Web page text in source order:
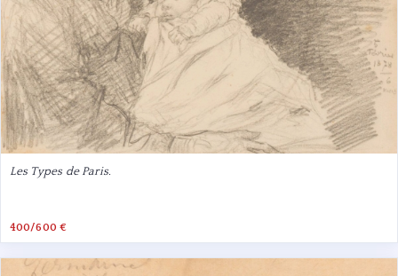
Les Types de Paris.
400/600 €